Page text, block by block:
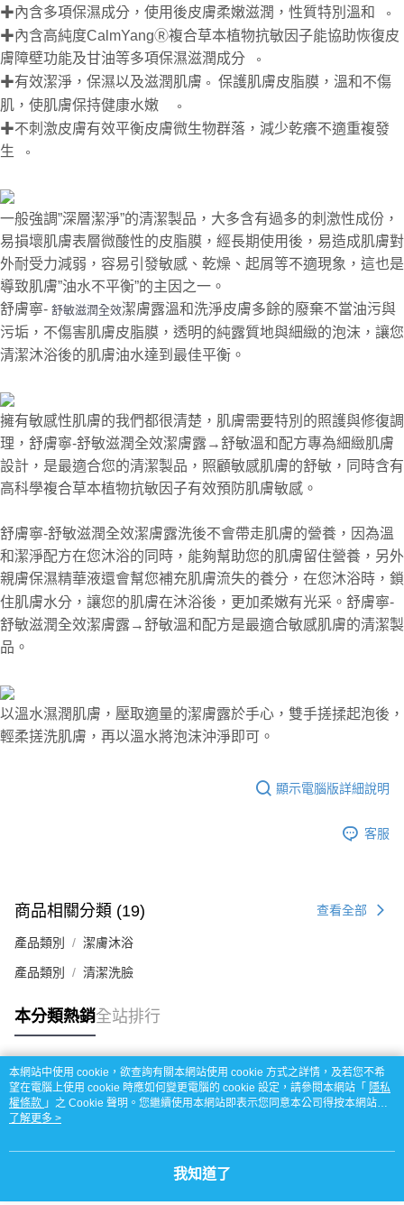
✚內含多項保濕成分，使用後皮膚柔嫩滋潤，性質特別溫和 。
✚內含高純度CalmYangⓇ複合草本植物抗敏因子能協助恢復皮
膚障壁功能及甘油等多項保濕滋潤成分
。
✚有效潔淨，保濕以及滋潤肌膚 。 保護肌膚皮脂膜，溫和不傷
肌，使肌膚保持健康水嫩
。
✚不刺激皮膚有效平衡皮膚微生物群落，減少乾癢不適重複發
生
。
一般強調”深層潔淨”的清潔製品，大多含有過多的刺激性成份，
易損壞肌膚表層微酸性的皮脂膜，經長期使用後，易造成肌膚對
外耐受力減弱，容易引發敏感、乾燥 、 起屑等不適現象，這也是
導致肌膚”油水不平衡”的主因之一。
舒膚寧- 舒敏滋潤全效潔膚露溫和洗淨皮膚多餘的廢棄不當油污與
污垢，不傷害肌膚皮脂膜，透明的純露質地與細緻的泡沫，讓您
清潔沐浴後的肌膚油水達到最佳平衡。
擁有敏感性肌膚的我們都很清楚，肌膚需要特別的照護與修復調
理，舒膚寧-舒敏滋潤全效潔膚露→舒敏溫和配方專為細緻肌膚
設計，是最適合您的清潔製品，照顧敏感肌膚的舒敏，同時含有
高科學複合草本植物抗敏因子有效預防肌膚敏感。
舒膚寧-舒敏滋潤全效潔膚露洗後不會帶走肌膚的營養，因為溫
和潔淨配方在您沐浴的同時，能夠幫助您的肌膚留住營養，另外
親膚保濕精華液還會幫您補充肌膚流失的養分，在您沐浴時，鎖
住肌膚水分，讓您的肌膚在沐浴後，更加柔嫩有光采。 舒膚寧-
舒敏滋潤全效潔膚露→舒敏溫和配方是最適合敏感肌膚的清潔製
品。
以溫水濕潤肌膚，壓取適量的潔膚露於手心，雙手搓揉起泡後，
輕柔搓洗肌膚，再以溫水將泡沫沖淨即可。
顯示電腦版詳細說明
客服
商品相關分類 (19) 查看全部
產品類別 潔膚沐浴
產品類別 清潔洗臉
本分類熱銷全站排行
熱門標籤
本網站中使用 cookie，欲查詢有關本網站使用 cookie 方式之詳情，及若您不希
望在電腦上使用 cookie 時應如何變更電腦的 cookie 設定，請參閱本網站「 隱私
權條款 」之 Cookie 聲明。您繼續使用本網站即表示您同意本公司得按本網站使
用條款之 Cookie 聲明使用 cookie。
了解更多 >
我知道了